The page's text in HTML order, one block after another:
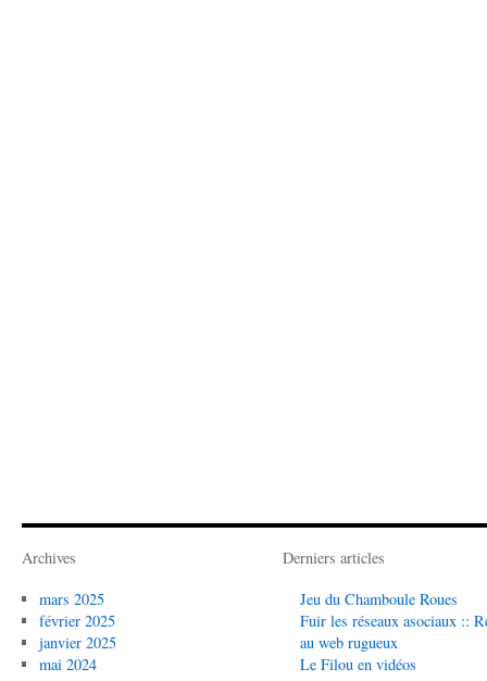
Archives
mars 2025
février 2025
janvier 2025
mai 2024
Derniers articles
Jeu du Chamboule Roues
Fuir les réseaux asociaux ::
au web rugueux
Le Filou en vidéos